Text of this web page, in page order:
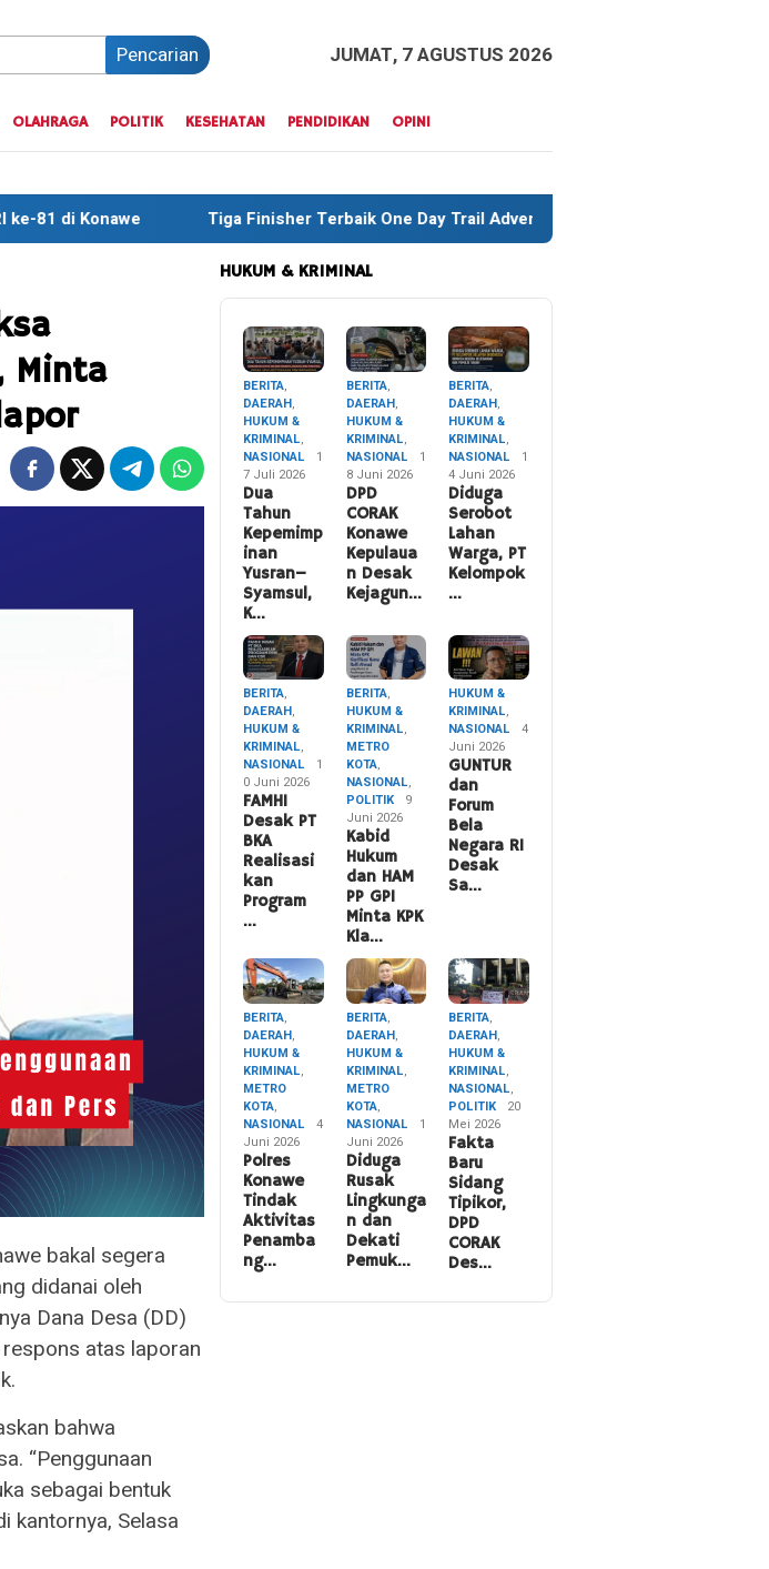
Pencarian JUMAT, 7 AGUSTUS 2026
OLAHRAGA POLITIK KESEHATAN PENDIDIKAN OPINI
Tiga Finisher Terbaik One Day Trail Adventure Liwu Mokesa Berhasil Taklukkan Jalur
Minta
bakal segera
didanai oleh
Dana Desa (DD)
atas laporan
bahwa
“Penggunaan
sebagai bentuk
kantornya, Selasa
HUKUM & KRIMINAL
BERITA,
DAERAH,
HUKUM &
KRIMINAL,
NASIONAL
1
7 Juli 2026
Dua
Tahun
Kepemimp
inan
Yusran–
Syamsul,
K…
BERITA,
DAERAH,
HUKUM &
KRIMINAL,
NASIONAL
1
8 Juni 2026
DPD
CORAK
Konawe
Kepulaua
n Desak
Kejagun…
BERITA,
DAERAH,
HUKUM &
KRIMINAL,
NASIONAL
1
4 Juni 2026
Diduga
Serobot
Lahan
Warga, PT
Kelompok
…
BERITA,
DAERAH,
HUKUM &
KRIMINAL,
NASIONAL
1
0 Juni 2026
FAMHI
Desak PT
BKA
Realisasi
kan
Program
…
BERITA,
HUKUM &
KRIMINAL,
METRO
KOTA,
NASIONAL,
POLITIK
9
Juni 2026
Kabid
Hukum
dan HAM
PP GPI
Minta KPK
Kla…
HUKUM &
KRIMINAL,
NASIONAL
4
Juni 2026
GUNTUR
dan
Forum
Bela
Negara RI
Desak
Sa…
BERITA,
DAERAH,
HUKUM &
KRIMINAL,
METRO
KOTA,
NASIONAL
4
Juni 2026
Polres
Konawe
Tindak
Aktivitas
Penamba
ng…
BERITA,
DAERAH,
HUKUM &
KRIMINAL,
METRO
KOTA,
NASIONAL
1
Juni 2026
Diduga
Rusak
Lingkunga
n dan
Dekati
Pemuk…
BERITA,
DAERAH,
HUKUM &
KRIMINAL,
NASIONAL,
POLITIK
20
Mei 2026
Fakta
Baru
Sidang
Tipikor,
DPD
CORAK
Des…